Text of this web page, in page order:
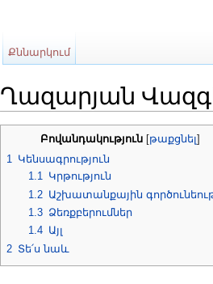
Ղազարյան
Բովանդակություն թաքցնել
1 Կենսագրություն
1.1 Կրթություն
1.2 Աշխատանքային
1.3 Ձեռքբերումներ
1.4 Այլ
2 Տե՛ս նաև
Քննարկում